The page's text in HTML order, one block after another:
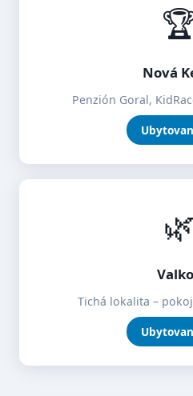
Nová
Penzión Goral,
🌿
Tichá lokalita –